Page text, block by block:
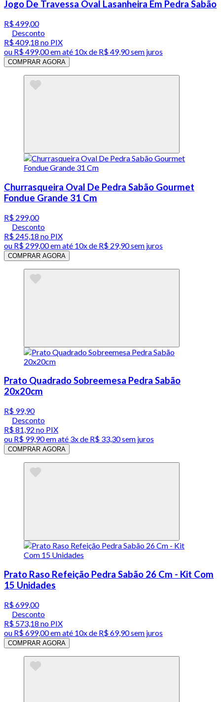
Jogo De Travessa Oval Lasanheira Em Pedra Sabão
R$ 499,00
Desconto
R$ 409,18 no PIX
ou R$ 499,00em até 10x de R$ 49,90 sem juros
COMPRAR AGORA
Churrasqueira Oval De Pedra Sabão Gourmet
Fondue Grande 31 Cm
R$ 299,00
Desconto
R$ 245,18 no PIX
ou R$ 299,00em até 10x de R$ 29,90 sem juros
COMPRAR AGORA
Prato Quadrado Sobreemesa Pedra Sabão
20x20cm
R$ 99,90
Desconto
R$ 81,92 no PIX
ou R$ 99,90em até 3x de R$ 33,30 sem juros
COMPRAR AGORA
Prato Raso Refeição Pedra Sabão 26 Cm - Kit Com
15 Unidades
R$ 699,00
Desconto
R$ 573,18 no PIX
ou R$ 699,00em até 10x de R$ 69,90 sem juros
COMPRAR AGORA